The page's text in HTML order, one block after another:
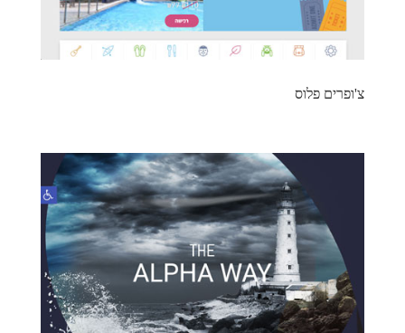
צ'ופרים פלוס